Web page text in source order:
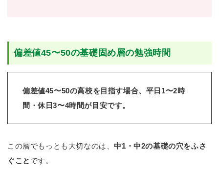
偏差値45〜50の基礎固め層の勉強時間
偏差値45〜50の高校を目指す場合、平日1〜2時
間・休日3〜4時間が目安です。
この層でもっとも大切なのは、中1・中2の基礎の穴をふさ
ぐこと です。